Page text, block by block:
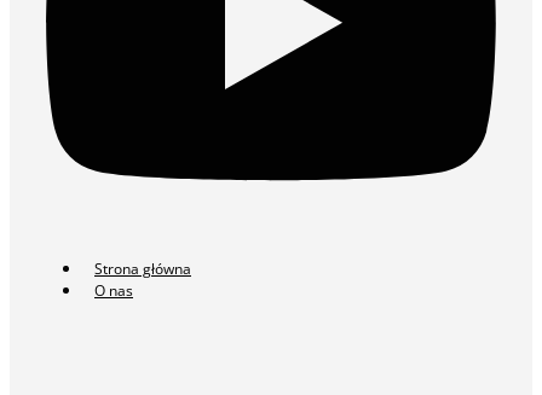
Strona główna
O nas